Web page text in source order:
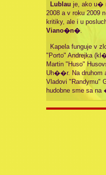
Lublau je, ako u�
2008 a v roku
kritiky, ale i u
Viano�n�.
Kapela funguje v
"Porto" Andrejka
Martin "Huso"
Uh��r. Na druhom
Vladovi "Randymu"
hudobne sme sa